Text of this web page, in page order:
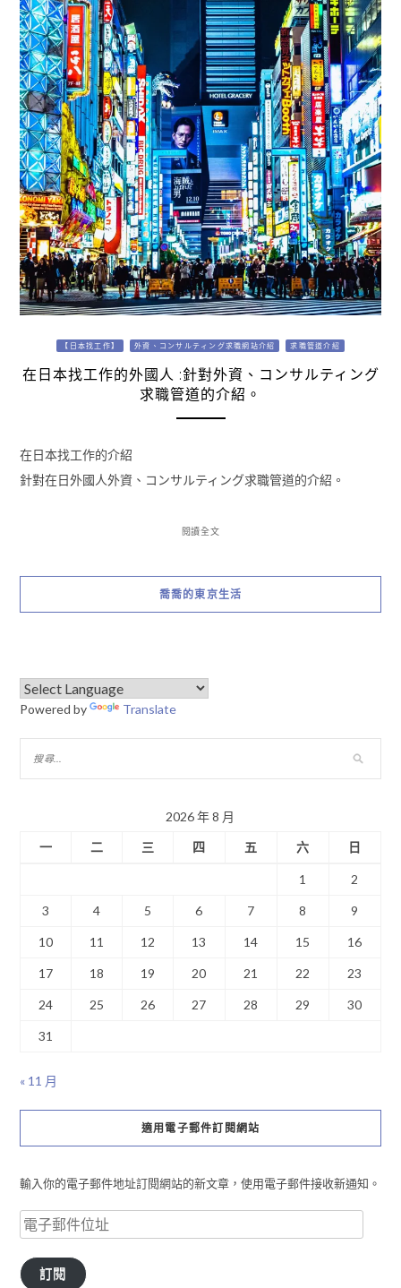
【日本找工作】 外資、コンサルティング求職網站介紹 求職管道介紹
在日本找工作的外國人 :針對外資、コンサルティング
求職管道的介紹。
在日本找工作的介紹
針對在日外國人外資、コンサルティング求職管道的介紹。
閱讀全文
喬喬的東京生活
Powered by Translate
2026 年 8 月
一
二 三 四 五 六 日
1 2
3 4 5 6 7 8 9
10 11 12 13 14 15 16
17 18 19 20 21 22 23
24 25 26 27 28 29 30
31
« 11 月
適用電子郵件訂閱網站
輸入你的電子郵件地址訂閱網站的新文章，使用電子郵件接收新通知。
訂閱